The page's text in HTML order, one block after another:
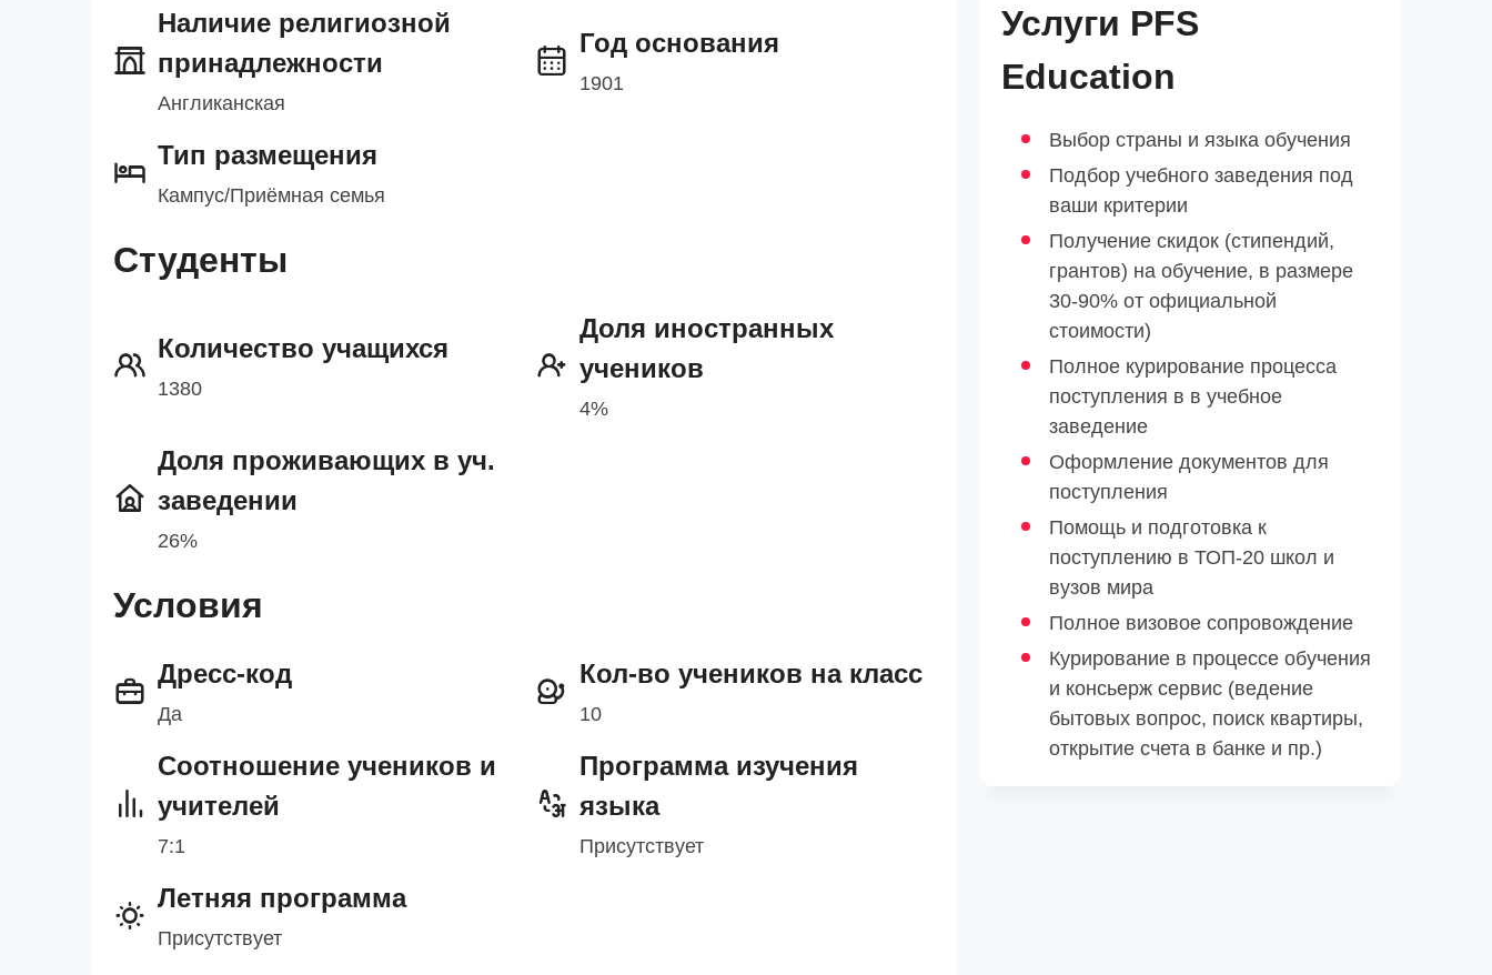
Наличие религиозной
принадлежности
Англиканская
Год основания
1901
Тип размещения
Кампус/Приёмная семья
Студенты
Количество учащихся
1380
Доля иностранных
учеников
4%
Доля проживающих в уч.
заведении
26%
Условия
Дресс-код
Да
Кол-во учеников на класс
10
Cоотношение учеников и
учителей
7:1
Программа изучения
языка
Присутствует
Летняя программа
Присутствует
Услуги PFS
Education
Выбор страны и языка обучения
Подбор учебного заведения под
ваши критерии
Получение скидок (стипендий,
грантов) на обучение, в размере
30-90% от официальной
стоимости)
Полное курирование процесса
поступления в в учебное
заведение
Оформление документов для
поступления
Помощь и подготовка к
поступлению в ТОП-20 школ и
вузов мира
Полное визовое сопровождение
Курирование в процессе обучения
и консьерж сервис (ведение
бытовых вопрос, поиск квартиры,
открытие счета в банке и пр.)